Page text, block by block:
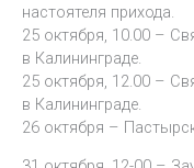
настоятеля прихода.
25 октября, 10.00 –
в Калининграде.
25 октября, 12.00 –
в Калининграде.
26 октября –